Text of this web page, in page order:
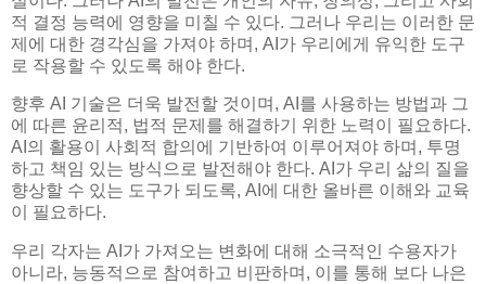
적 결정 능력에 영향을 미칠 수 있다. 그러나 우리는 이러한 문
제에 대한 경각심을 가져야 하며, AI가 우리에게 유익한 도구
로 작용할 수 있도록 해야 한다.
향후 AI 기술은 더욱 발전할 것이며, AI를 사용하는 방법과 그
에 따른 윤리적, 법적 문제를 해결하기 위한 노력이 필요하다.
AI의 활용이 사회적 합의에 기반하여 이루어져야 하며, 투명
하고 책임 있는 방식으로 발전해야 한다. AI가 우리 삶의 질을
향상할 수 있는 도구가 되도록, AI에 대한 올바른 이해와 교육
이 필요하다.
우리 각자는 AI가 가져오는 변화에 대해 소극적인 수용자가
아니라, 능동적으로 참여하고 비판하며, 이를 통해 보다 나은